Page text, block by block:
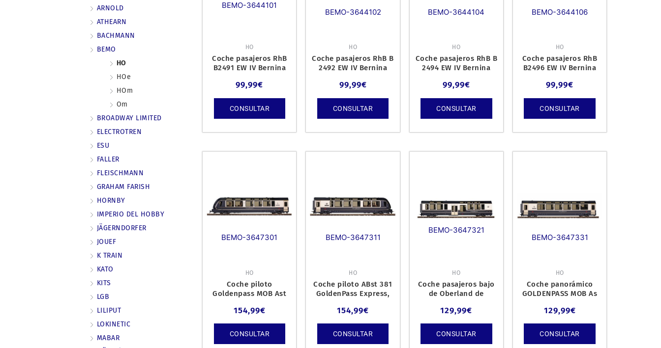
ARNOLD
ATHEARN
BACHMANN
BEMO
HO
HOe
HOm
Om
BROADWAY LIMITED
ELECTROTREN
ESU
FALLER
FLEISCHMANN
GRAHAM FARISH
HORNBY
IMPERIO DEL HOBBY
JÄGERNDORFER
JOUEF
K TRAIN
KATO
KITS
LGB
LILIPUT
LOKINETIC
MABAR
BEMO-3644101
HO
Coche pasajeros RhB
B2491 EW IV Bernina
99,99€
CONSULTAR
BEMO-3644102
HO
Coche pasajeros RhB B
2492 EW IV Bernina
99,99€
CONSULTAR
BEMO-3644104
HO
Coche pasajeros RhB B
2494 EW IV Bernina
99,99€
CONSULTAR
BEMO-3644106
HO
Coche pasajeros RhB
B2496 EW IV Bernina
99,99€
CONSULTAR
BEMO-3647301
HO
Coche piloto
Goldenpass MOB Ast
154,99€
CONSULTAR
BEMO-3647311
HO
Coche piloto ABst 381
GoldenPass Express,
154,99€
CONSULTAR
BEMO-3647321
HO
Coche pasajeros bajo
de Oberland de
GoldenPass Expres
129,99€
CONSULTAR
BEMO-3647331
HO
Coche panorámico
GOLDENPASS MOB As
129,99€
CONSULTAR